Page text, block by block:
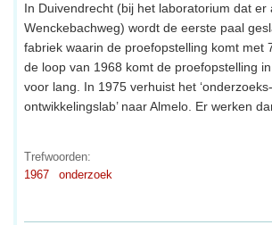
In Duivendrecht (bij het laboratorium dat er
Wenckebachweg) wordt de eerste paal
fabriek waarin de proefopstelling komt met
de loop van 1968 komt de proefopstelling
voor lang. In 1975 verhuist het
ontwikkelingslab’ naar Almelo. Er werken
Trefwoorden:
1967
onderzoek